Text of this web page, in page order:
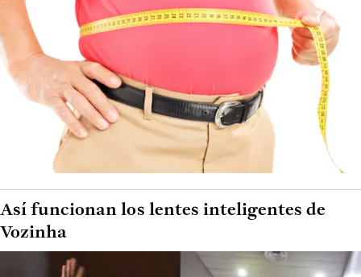
Así funcionan los lentes inteligentes de
Vozinha